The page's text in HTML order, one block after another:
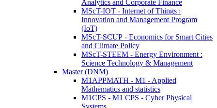
Analytics and Corporate Finance
MScT-IOT - Internet of Things :
Innovation and Management Program
(IoT)
MScT-SCUP - Economics for Smart Cities
and Climate Policy
MScT-STEEM - Energy Environment :
Science Technology & Management
Master (DNM)
M1APPMATH - M1 - Applied
Mathematics and statistics
M1CPS - M1 CPS - Cyber Physical
Systems